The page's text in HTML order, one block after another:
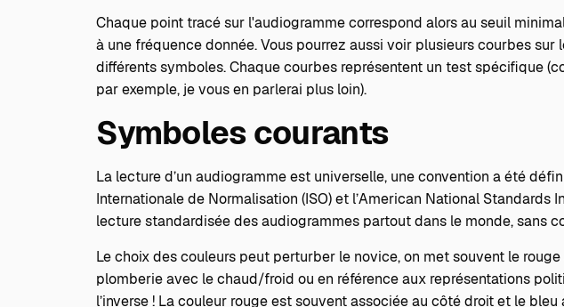
Chaque point tracé sur l'audiogramme correspond alors au seuil
à une fréquence donnée. Vous pourrez aussi voir plusieurs courbes
différents symboles. Chaque courbes représentent un test spécifique
par exemple, je vous en parlerai plus loin).
Symboles courants
La lecture d’un audiogramme est universelle, une convention a été
Internationale de Normalisation (ISO) et l’American National Standards
lecture standardisée des audiogrammes partout dans le monde, sans
Le choix des couleurs peut perturber le novice, on met souvent le
plomberie avec le chaud/froid ou en référence aux représentations
l’inverse ! La couleur rouge est souvent associée au côté droit et le